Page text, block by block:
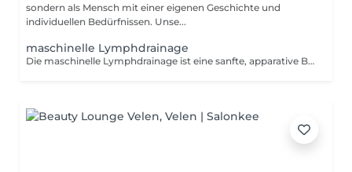
sondern als Mensch mit einer eigenen Geschichte und
individuellen Bedürfnissen. Unse...
maschinelle Lymphdrainage
Die maschinelle Lymphdrainage ist eine sanfte, apparative Behandlung zur Aktivierung des Lymphflusses. Durch rhythmische Druckwellen wird der Abtransport von überschüssiger Flüssigkeit unterstützt und das Gewebe entlastet. Ideal bei: -Schwellungen -schweren, müden Beinen -Wassereinlagerungen -unterstützend bei Cellulite-Behandlungen Ihr Vorteil: Sofort spürbar leichtere Beine, ein angenehmes Entstauungsgefühl und eine sichtbar glattere Hautstruktur. Die Behandlung wirkt entspannend und kann als Einzelanwendung oder kurweise gebucht werden.